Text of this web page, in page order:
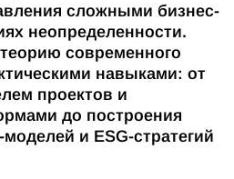
сложными бизнес-
неопределенности.
современного
навыками: от
проектов и
до построения
и ESG-стратегий